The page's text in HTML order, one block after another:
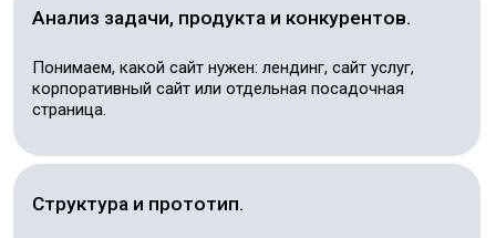
Услуга по созданию сайта